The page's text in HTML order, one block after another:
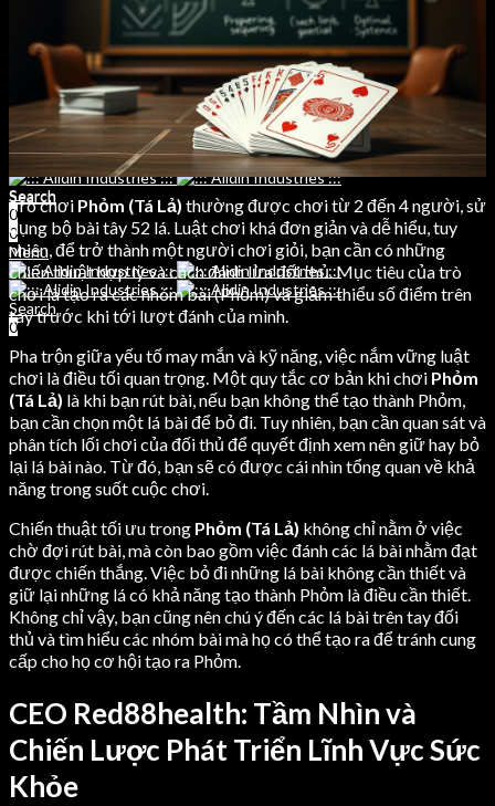
Leather Dog Belts
Weihtlifting Belts
CONTACT
Search
0
Menu
Search
0
Weight Lifting Belts
Training Bibs
LEATHER
Leather Jackets Men
Leather Jackets Women
Leather Belts
Leather Dog Belts
Weihtlifting Belts
CONTACT
Search
0
0
Menu
Search
0
Trò chơi Phỏm (Tá Lả) thường được chơi từ 2 đến 4 người, sử
dụng bộ bài tây 52 lá. Luật chơi khá đơn giản và dễ hiểu, tuy
nhiên, để trở thành một người chơi giỏi, bạn cần có những
chiến thuật hợp lý và cách đánh lừa đối thủ. Mục tiêu của trò
chơi là tạo ra các nhóm bài (Phỏm) và giảm thiểu số điểm trên
tay trước khi tới lượt đánh của mình.
Pha trộn giữa yếu tố may mắn và kỹ năng, việc nắm vững luật
chơi là điều tối quan trọng. Một quy tắc cơ bản khi chơi Phỏm
(Tá Lả) là khi bạn rút bài, nếu bạn không thể tạo thành Phỏm,
bạn cần chọn một lá bài để bỏ đi. Tuy nhiên, bạn cần quan sát và
phân tích lối chơi của đối thủ để quyết định xem nên giữ hay bỏ
lại lá bài nào. Từ đó, bạn sẽ có được cái nhìn tổng quan về khả
năng trong suốt cuộc chơi.
Chiến thuật tối ưu trong Phỏm (Tá Lả) không chỉ nằm ở việc
chờ đợi rút bài, mà còn bao gồm việc đánh các lá bài nhằm đạt
được chiến thắng. Việc bỏ đi những lá bài không cần thiết và
giữ lại những lá có khả năng tạo thành Phỏm là điều cần thiết.
Không chỉ vậy, bạn cũng nên chú ý đến các lá bài trên tay đối
thủ và tìm hiểu các nhóm bài mà họ có thể tạo ra để tránh cung
cấp cho họ cơ hội tạo ra Phỏm.
CEO Red88health: Tầm Nhìn và
Chiến Lược Phát Triển Lĩnh Vực Sức
Khỏe